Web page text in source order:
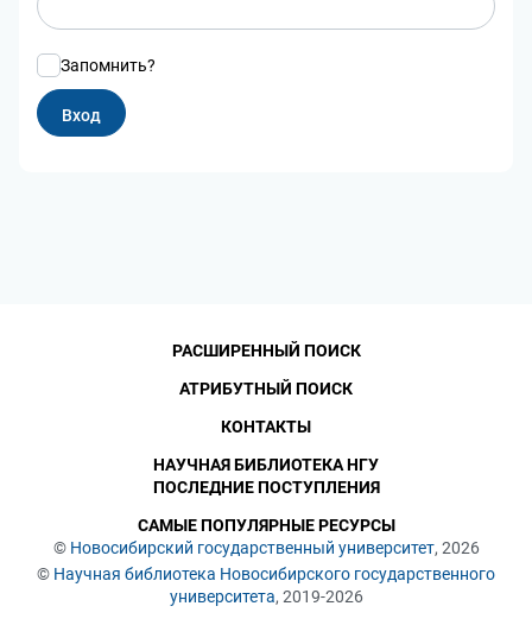
Запомнить?
© Новосибирский государственный университет, 2026
© Научная библиотека Новосибирского государственного
университета, 2019-2026
РАСШИРЕННЫЙ ПОИСК
АТРИБУТНЫЙ ПОИСК
КОНТАКТЫ
НАУЧНАЯ БИБЛИОТЕКА НГУ
ПОСЛЕДНИЕ ПОСТУПЛЕНИЯ
САМЫЕ ПОПУЛЯРНЫЕ РЕСУРСЫ